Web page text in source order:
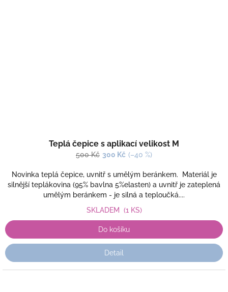
Teplá čepice s aplikací velikost M
500 Kč 300 Kč (–40 %)
Novinka teplá čepice, uvnitř s umělým beránkem. Materiál je
silnější teplákovina (95% bavlna 5%elasten) a uvnitř je zateplená
umělým beránkem - je silná a teploučká....
SKLADEM (1 KS)
Do košíku
Detail